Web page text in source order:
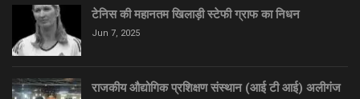
टेनिस की महानतम खिलाड़ी स्टेफी ग्राफ का निधन
Jun 7, 2025
राजकीय औद्योगिक प्रशिक्षण संस्थान (आई टी आई) अलीगंज